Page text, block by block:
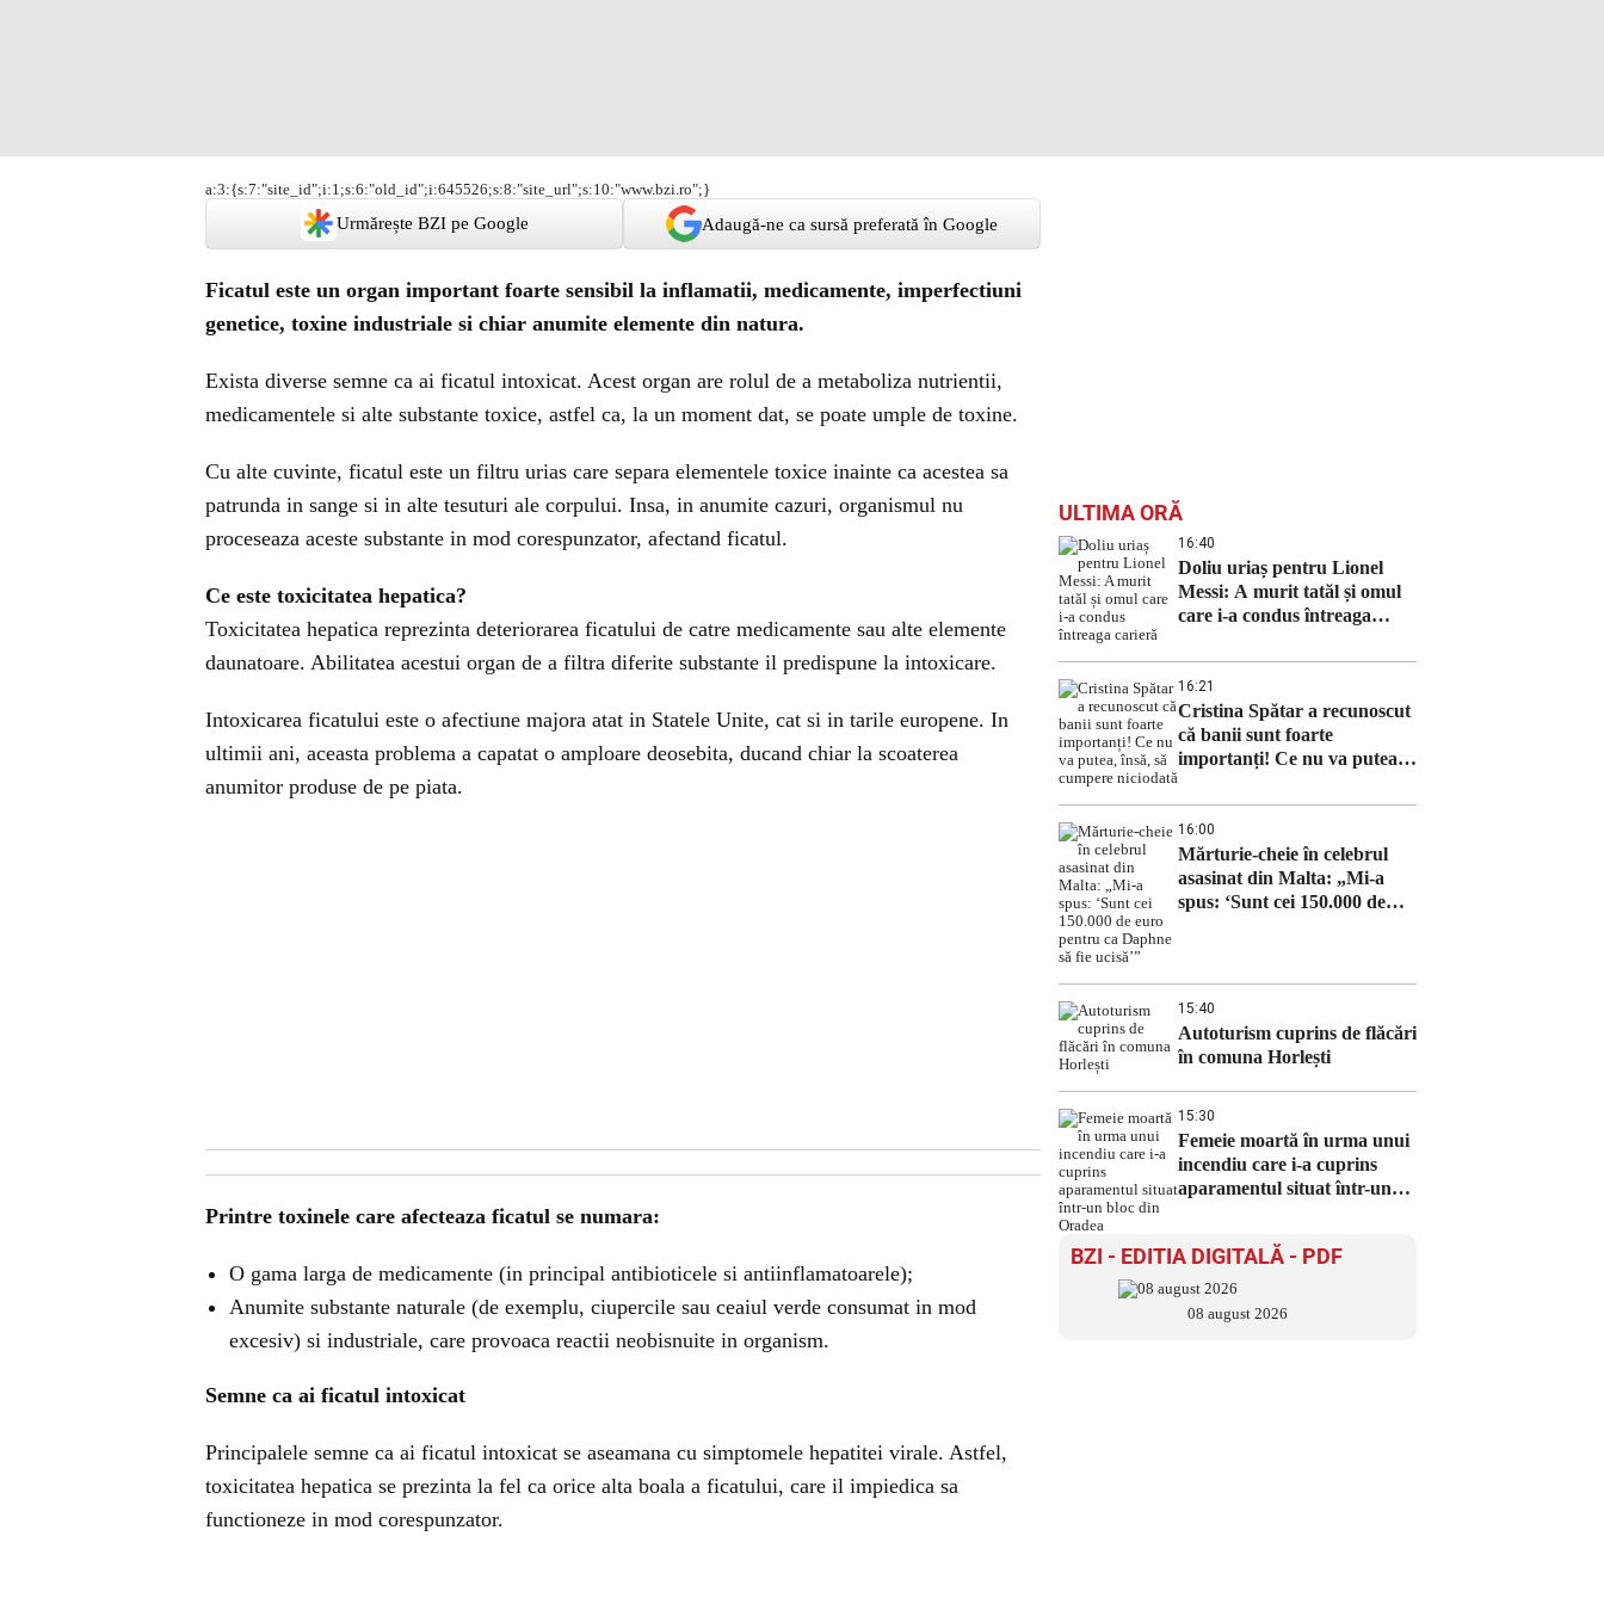
a:3:{s:7:"site_id";i:1;s:6:"old_id";i:645526;s:8:"site_url";s:10:"www.bzi.ro";}
Urmărește BZI pe Google Adaugă-ne ca sursă preferată în Google
Ficatul este un organ important foarte sensibil la inflamatii, medicamente, imperfectiuni
genetice, toxine industriale si chiar anumite elemente din natura.
Exista diverse semne ca ai ficatul intoxicat. Acest organ are rolul de a metaboliza nutrientii,
medicamentele si alte substante toxice, astfel ca, la un moment dat, se poate umple de toxine.
Cu alte cuvinte, ficatul este un filtru urias care separa elementele toxice inainte ca acestea sa
patrunda in sange si in alte tesuturi ale corpului. Insa, in anumite cazuri, organismul nu
proceseaza aceste substante in mod corespunzator, afectand ficatul.
Ce este toxicitatea hepatica?
Toxicitatea hepatica reprezinta deteriorarea ficatului de catre medicamente sau alte elemente
daunatoare. Abilitatea acestui organ de a filtra diferite substante il predispune la intoxicare.
Intoxicarea ficatului este o afectiune majora atat in Statele Unite, cat si in tarile europene. In
ultimii ani, aceasta problema a capatat o amploare deosebita, ducand chiar la scoaterea
anumitor produse de pe piata.
Printre toxinele care afecteaza ficatul se numara:
O gama larga de medicamente (in principal antibioticele si antiinflamatoarele);
Anumite substante naturale (de exemplu, ciupercile sau ceaiul verde consumat in mod
excesiv) si industriale, care provoaca reactii neobisnuite in organism.
Semne ca ai ficatul intoxicat
Principalele semne ca ai ficatul intoxicat se aseamana cu simptomele hepatitei virale. Astfel,
toxicitatea hepatica se prezinta la fel ca orice alta boala a ficatului, care il impiedica sa
functioneze in mod corespunzator.
ULTIMA ORĂ
16:40
Doliu uriaș pentru Lionel
Messi: A murit tatăl și omul
care i-a condus întreaga
16:21
Cristina Spătar a recunoscut
că banii sunt foarte
importanți! Ce nu va putea,
16:00
Mărturie-cheie în celebrul
asasinat din Malta: „Mi-a
spus: ‘Sunt cei 150.000 de
15:40
Autoturism cuprins de flăcări
în comuna Horlești
15:30
Femeie moartă în urma unui
incendiu care i-a cuprins
aparamentul situat într-un
BZI - EDITIA DIGITALĂ - PDF
08 august 2026